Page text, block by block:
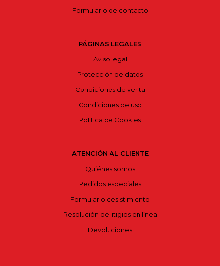
Formulario de contacto
PÁGINAS LEGALES
Aviso legal
Protección de datos
Condiciones de venta
Condiciones de uso
Política de Cookies
ATENCIÓN AL CLIENTE
Quiénes somos
Pedidos especiales
Formulario desistimiento
Resolución de litigios en línea
Devoluciones